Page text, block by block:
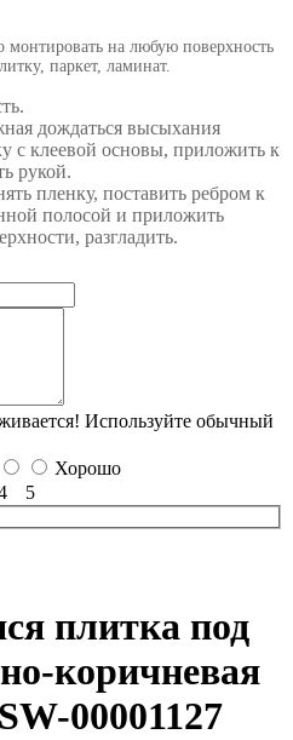
на любую поверхность
паркет, ламинат.
дождаться высыхания
с клеевой основы, приложить к
рукой.
пленку, поставить ребром к
полосой и приложить
разгладить.
Используйте обычный
Хорошо
5
плитка под
коричневая
00001127